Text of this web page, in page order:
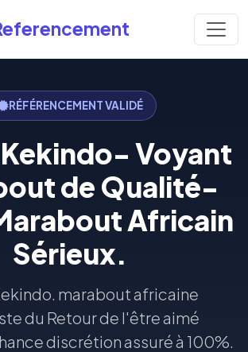
RÉFÉRENCEMENT VALIDÉ
Voyant
de Qualité-
Africain
Sérieux.
marabout africaine
du Retour de l'être aimé
discrétion assuré à 100%.